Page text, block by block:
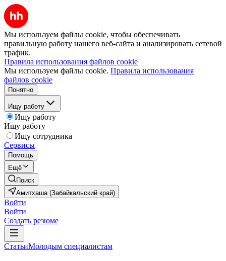
Мы используем файлы cookie, чтобы обеспечивать
правильную работу нашего веб-сайта и анализировать сетевой
трафик.
Правила использования файлов cookie
Мы используем файлы cookie. Правила использования
файлов cookie
Понятно
Ищу работу
Ищу работу
Ищу работу
Ищу сотрудника
Сервисы
Помощь
Ещё
Поиск
Амитхаша (Забайкальский край)
Войти
Войти
Создать резюме
СтатьиМолодым специалистам